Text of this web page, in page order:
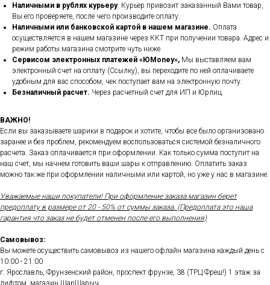
Наличными в рублях курьеру. Курьер привозит заказанный Вами товар,
Вы его проверяете, после чего производите оплату.
Наличными или банковской картой в нашем магазине. Оплата
осуществляется в нашем магазине через ККТ при получении товара. Адрес и
режим работы магазина смотрите чуть ниже.
Сервисом электронных платежей «ЮMoney», Мы выставляем вам
электронный счет на оплату (Ссылку), вы переходите по ней оплачиваете
удобным для вас способом, чек поступает вам на электронную почту.
Безналичный расчет. Через расчетный счет для ИП и Юрлиц.
ВАЖНО!
Если вы заказываете шарики в подарок и хотите, чтобы все было организовано
заранее и без проблем, рекомендуем воспользоваться системой безналичного
расчета. Заказ оплачивается при оформлении. Как только сумма поступит на
наш счет, мы начнем готовить ваши шары к отправлению. Оплатить заказ
можно так же при оформлении наличными или картой, но уже у нас в магазине.
Уважаемые наши покупатели! При оформление заказа магазин берет
предоплату в размере от 20 - 50% от суммы заказа. (Предоплата это наша
гарантия что заказ не будет отменен после его выполнения)
Самовывоз:
Вы можете осуществить самовывоз из нашего офлайн магазина каждый день с
10:00 - 21:00
г. Ярославль, Фрунзенский район, проспект фрунзе, 38 (ТРЦ Фреш!) 1 этаж за